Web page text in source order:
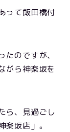
って飯田橋付
のですが、
がら神楽坂を
ら、見過ごし
楽坂店」。